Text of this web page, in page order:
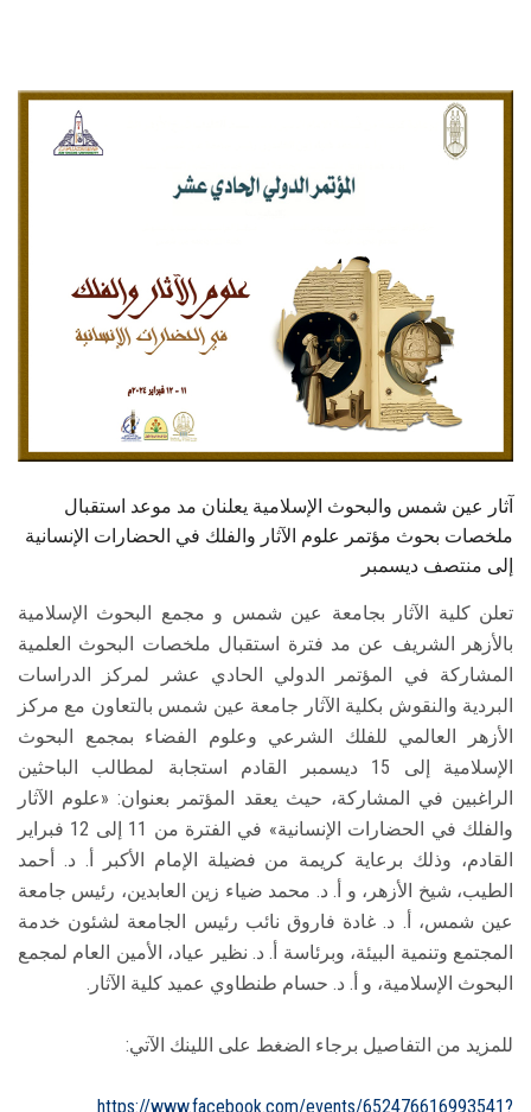
هيئة التدريس
آثار عين شمس والبحوث الإسلامية يعلنان مد موعد استقبال
ملخصات بحوث مؤتمر علوم الآثار والفلك في الحضارات الإنسانية
إلى منتصف ديسمبر
تعلن كلية الآثار بجامعة عين شمس و مجمع البحوث الإسلامية
بالأزهر الشريف عن مد فترة استقبال ملخصات البحوث العلمية
المشاركة في المؤتمر الدولي الحادي عشر لمركز الدراسات
البردية والنقوش بكلية الآثار جامعة عين شمس بالتعاون مع مركز
الأزهر العالمي للفلك الشرعي وعلوم الفضاء بمجمع البحوث
الإسلامية إلى 15 ديسمبر القادم استجابة لمطالب الباحثين
الراغبين في المشاركة، حيث يعقد المؤتمر بعنوان: «علوم الآثار
والفلك في الحضارات الإنسانية» في الفترة من 11 إلى 12 فبراير
القادم، وذلك برعاية كريمة من فضيلة الإمام الأكبر أ. د. أحمد
الطيب، شيخ الأزهر، و أ. د. محمد ضياء زين العابدين، رئيس جامعة
عين شمس، أ. د. غادة فاروق نائب رئيس الجامعة لشئون خدمة
المجتمع وتنمية البيئة، وبرئاسة أ. د. نظير عياد، الأمين العام لمجمع
البحوث الإسلامية، و أ. د. حسام طنطاوي عميد كلية الآثار.
للمزيد من التفاصيل برجاء الضغط على اللينك الآتي:
https://www.facebook.com/events/652476616993541?